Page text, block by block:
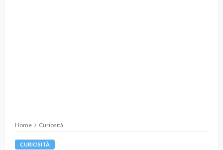
Home Curiosità
CURIOSITÀ